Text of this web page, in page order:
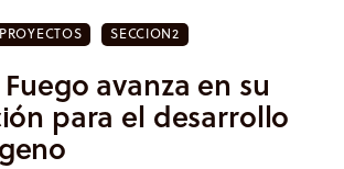
PROYECTOS SECCION2
avanza en su
para el desarrollo